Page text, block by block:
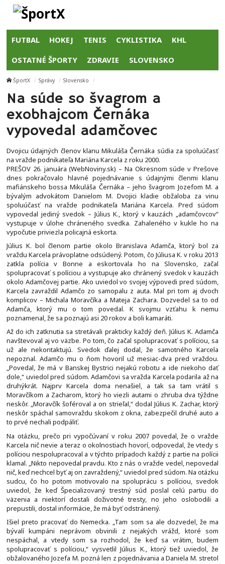
FUTBAL HOKEJ TENIS CYKLISTIKA KHL
OSTATNÉ ŠPORTY ZDRAVIE SLOVENSKO
ŠportX Správy Slovensko
Na súde so švagrom a
exobhajcom Černáka
vypovedal adamčovec
Dvojicu údajných členov klanu Mikuláša Černáka súdia za spoluúčasť
na vražde podnikateľa Mariána Karcela z roku 2000.
PREŠOV 26. januára (WebNoviny.sk) – Na Okresnom súde v Prešove
dnes pokračovalo hlavné pojednávanie s údajnými členmi klanu
mafiánskeho bossa Mikuláša Černáka – jeho švagrom Jozefom M. a
bývalým advokátom Danielom M. Dvojici kladie obžaloba za vinu
spoluúčasť na vražde podnikateľa Mariána Karcela. Pred súdom
vypovedal jediný svedok – Július K., ktorý v kauzách „adamčovcov“
vystupuje v úlohe chráneného svedka. Zahaleného v kukle ho na
vypočutie priviezla policajná eskorta.
Július K. bol členom partie okolo Branislava Adamča, ktorý bol za
vraždu Karcela právoplatne odsúdený. Potom, čo Júliusa K. v roku 2013
zatkla polícia v Bonne a eskortovala ho na Slovensko, začal
spolupracovať s políciou a vystupuje ako chránený svedok v kauzách
okolo Adamčovej partie. Ako uviedol vo svojej výpovedi pred súdom,
Karcela zavraždil Adamčo zo samopalu z auta. Mal pri tom aj dvoch
komplicov – Michala Moravčíka a Mateja Zachara. Dozvedel sa to od
Adamča, ktorý mu o tom povedal. K svojmu vzťahu k nemu
poznamenal, že sa poznajú asi 20 rokov a boli kamaráti.
Až do ich zatknutia sa stretávali prakticky každý deň. Július K. Adamča
navštevoval aj vo väzbe. Po tom, čo začal spolupracovať s políciou, sa
už ale nekontaktujú. Svedok ďalej dodal, že samotného Karcela
nepoznal. Adamčo mu o ňom hovoril už mesiac-dva pred vraždou.
„Povedal, že má v Banskej Bystrici nejakú robotu a ide niekoho dať
dole,“ uviedol pred súdom. Adamčovi sa vražda Karcela podarila až na
druhýkrát. Najprv Karcela doma nenašiel, a tak sa tam vrátil s
Moravčíkom a Zacharom, ktorý ho viezli autami o zhruba dva týždne
neskôr. „Moravčík šoféroval a on strieľal,“ dodal Július K. Zachar, ktorý
neskôr spáchal samovraždu skokom z okna, zabezpečil druhé auto a
to prvé nechali podpáliť.
Na otázku, prečo pri vypočúvaní v roku 2007 povedal, že o vražde
Karcela nič nevie a teraz o okolnostiach hovorí, odpovedal, že vtedy s
políciou nespolupracoval a v týchto prípadoch každý z partie na polícii
klamal. „Nikto nepovedal pravdu. Kto z nás o vražde vedel, nepovedal
nič, keď nechcel byť aj on zavraždený,“ uviedol pred súdom. Na otázku
sudcu, čo ho potom motivovalo na spoluprácu s políciou, svedok
uviedol, že keď Špecializovaný trestný súd poslal celú partiu do
väzenia a niektorí dostali doživotné tresty, no jeho oslobodili a
prepustili, dostal informácie, že má byť odstránený.
Išiel preto pracovať do Nemecka. „Tam som sa ale dozvedel, že ma
bývalí kumpáni neprávom obvinili z nejakých vrážd, ktoré som
nespáchal, a vtedy som sa rozhodol, že keď sa vrátim, budem
spolupracovať s políciou,“ vysvetlil Július K., ktorý tiež uviedol, že
obžalovaného Jozefa M. pozná len z pojednávania a Daniela M. stretol